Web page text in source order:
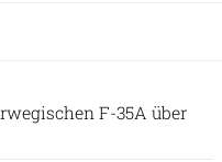
F-35A über